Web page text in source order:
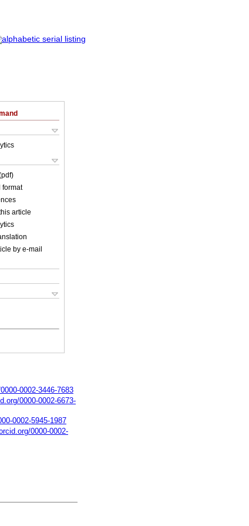
format
article
by e-mail
0002-3446-7683
0000-0002-6673-
0002-5945-1987
0000-0002-